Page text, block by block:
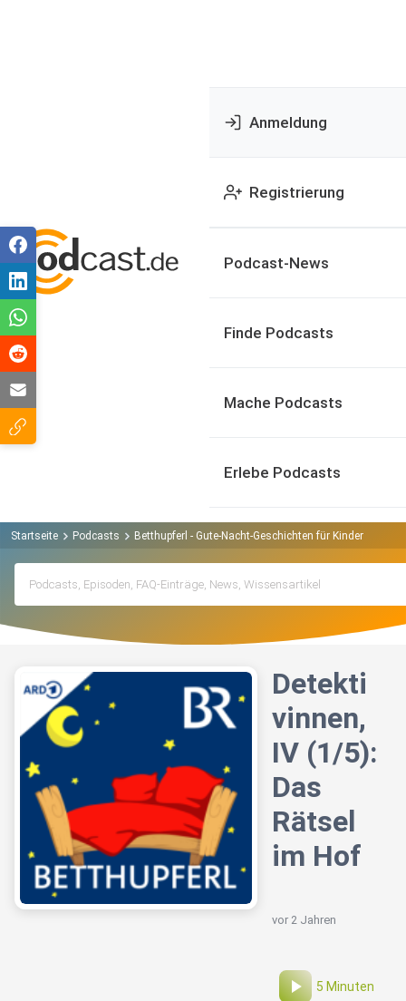
Anmeldung
Registrierung
Podcast-News
Finde Podcasts
Mache Podcasts
Erlebe Podcasts
Startseite Podcasts Betthupferl - Gute-Nacht-Geschichten für Kinder Podcast
Detekti
vinnen,
IV (1/5):
Das
Rätsel
im Hof
vor 2 Jahren
5 Minuten